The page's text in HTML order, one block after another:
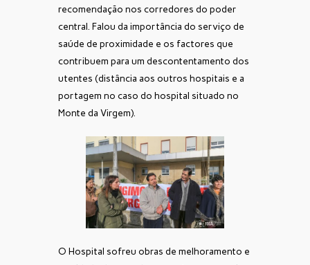
recomendação nos corredores do poder
central. Falou da importância do serviço de
saúde de proximidade e os factores que
contribuem para um descontentamento dos
utentes (distância aos outros hospitais e a
portagem no caso do hospital situado no
Monte da Virgem).
O Hospital sofreu obras de melhoramento e